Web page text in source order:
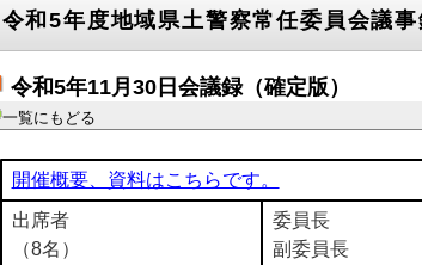
令和5年度地域県土警察常任委員会議事
令和5年11月30日会議録（確定版）
一覧にもどる
開催概要、資料はこちらです。
出席者
（8名）
委員長
副委員長